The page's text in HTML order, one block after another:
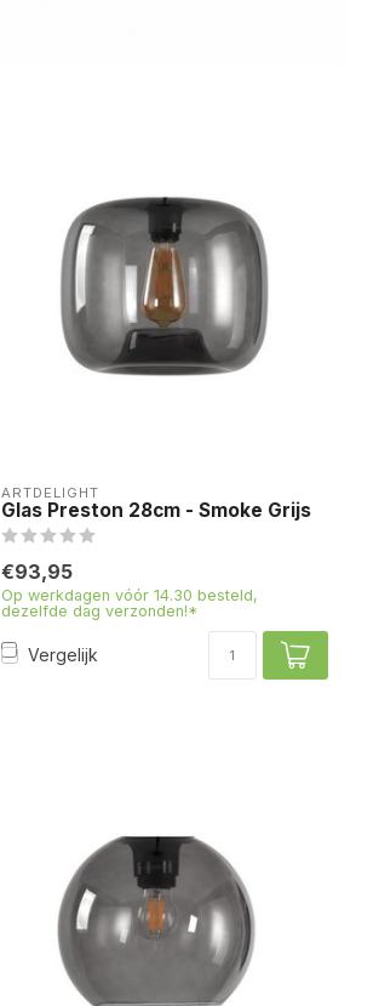
ARTDELIGHT
Glas Preston 28cm - Smoke Grijs
€93,95
Op werkdagen vóór 14.30 besteld,
dezelfde dag verzonden!*
Vergelijk